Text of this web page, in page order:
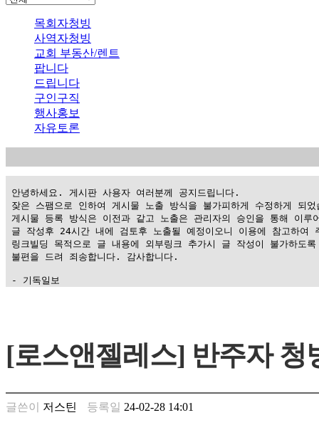
목회자청빙
사역자청빙
교회 부동산/렌트
팝니다
드립니다
구인구직
행사홍보
자유토론
안녕하세요. 게시판 사용자 여러분께 공지드립니다.
잦은 스팸으로 인하여 게시물 노출 방식을 불가피하게 수정하게 되었
게시물 등록 방식은 이전과 같고 노출은 관리자의 승인을 통해 이루
글 작성후 24시간 내에 검토후 노출될 예정이오니 이용에 참고하여
링크빌딩 목적으로 글 내용에 외부링크 추가시 글 작성이 불가하도
불편을 드려 죄송합니다. 감사합니다.
- 기독일보
남
찾
은
꼴
[로스앤젤레스] 반주자 청
글쓴이 저스틴 등록일 24-02-28 14:01